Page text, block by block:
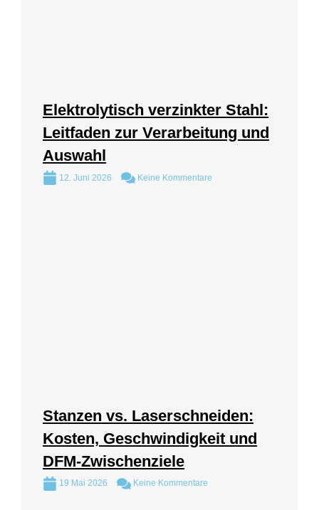
Elektrolytisch verzinkter Stahl:
Leitfaden zur Verarbeitung und
Auswahl
12. Juni 2026 Keine Kommentare
Stanzen vs. Laserschneiden:
Kosten, Geschwindigkeit und
DFM-Zwischenziele
19 Mai 2026 Keine Kommentare